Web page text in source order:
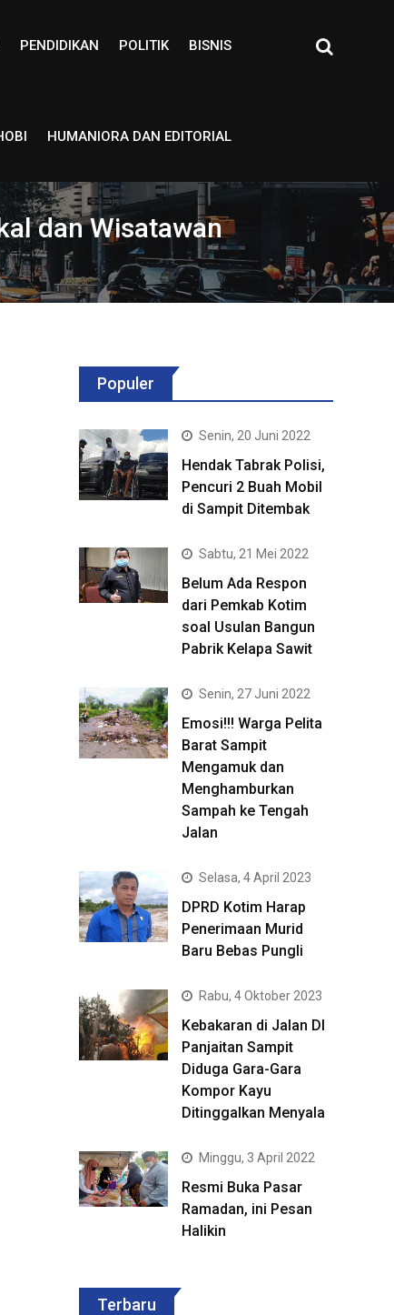
PENDIDIKAN POLITIK BISNIS
HUMANIORA DAN EDITORIAL
dan Wisatawan
Populer
Senin, 20 Juni 2022
Hendak Tabrak Polisi,
Pencuri 2 Buah Mobil
di Sampit Ditembak
Sabtu, 21 Mei 2022
Belum Ada Respon
dari Pemkab Kotim
soal Usulan Bangun
Pabrik Kelapa Sawit
Senin, 27 Juni 2022
Emosi!!! Warga Pelita
Barat Sampit
Mengamuk dan
Menghamburkan
Sampah ke Tengah
Jalan
Selasa, 4 April 2023
DPRD Kotim Harap
Penerimaan Murid
Baru Bebas Pungli
Rabu, 4 Oktober 2023
Kebakaran di Jalan DI
Panjaitan Sampit
Diduga Gara-Gara
Kompor Kayu
Ditinggalkan Menyala
Minggu, 3 April 2022
Resmi Buka Pasar
Ramadan, ini Pesan
Halikin
Terbaru